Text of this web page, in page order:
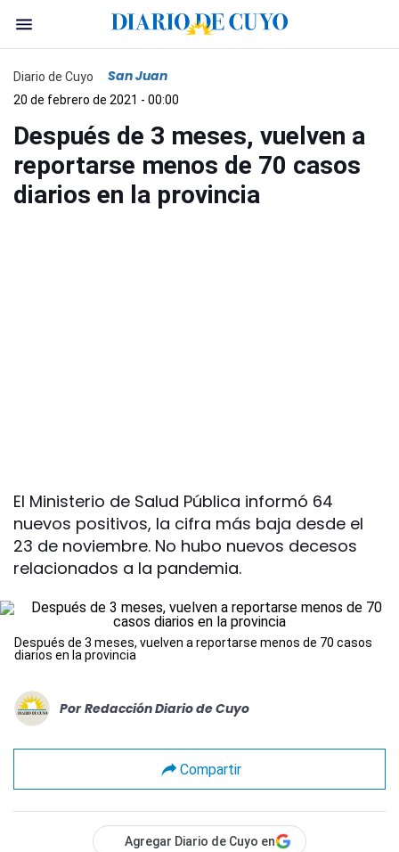
Diario de Cuyo San Juan
20 de febrero de 2021 - 00:00
Después de 3 meses, vuelven a
reportarse menos de 70 casos
diarios en la provincia
El Ministerio de Salud Pública informó 64
nuevos positivos, la cifra más baja desde el
23 de noviembre. No hubo nuevos decesos
relacionados a la pandemia.
Después de 3 meses, vuelven a reportarse menos de 70 casos
diarios en la provincia
Por Redacción Diario de Cuyo
Compartir
Agregar Diario de Cuyo en